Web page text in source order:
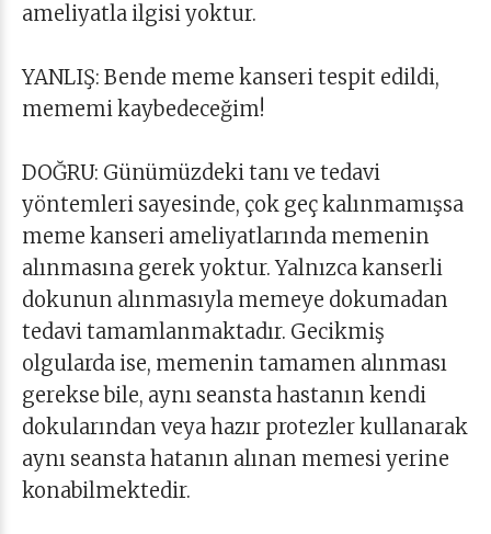
ameliyatla ilgisi yoktur.
YANLIŞ: Bende meme kanseri tespit edildi,
mememi kaybedeceğim!
DOĞRU: Günümüzdeki tanı ve tedavi
yöntemleri sayesinde, çok geç kalınmamışsa
meme kanseri ameliyatlarında memenin
alınmasına gerek yoktur. Yalnızca kanserli
dokunun alınmasıyla memeye dokumadan
tedavi tamamlanmaktadır. Gecikmiş
olgularda ise, memenin tamamen alınması
gerekse bile, aynı seansta hastanın kendi
dokularından veya hazır protezler kullanarak
aynı seansta hatanın alınan memesi yerine
konabilmektedir.